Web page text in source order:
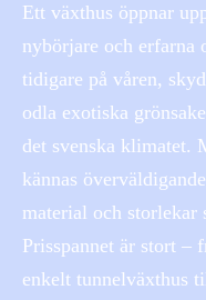
Ett växthus öppnar
nybörjare och erfarna
tidigare på våren,
odla exotiska
det svenska klimatet.
kännas
material och storlekar
Prisspannet är stort –
enkelt tunnelväxthus